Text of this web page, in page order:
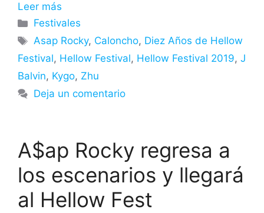
Leer más
Categorías
Festivales
Etiquetas
Asap Rocky, Caloncho, Diez Años de Hellow
Festival, Hellow Festival, Hellow Festival 2019, J
Balvin, Kygo, Zhu
Deja un comentario
A$ap Rocky regresa a
los escenarios y llegará
al Hellow Fest